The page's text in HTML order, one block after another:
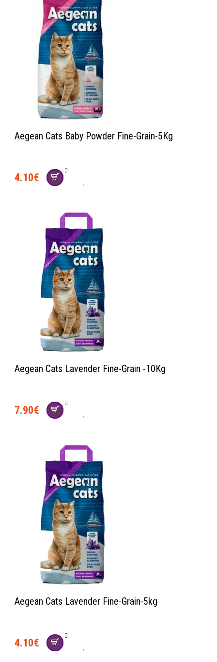
Aegean Cats Baby Powder Fine-Grain-5Kg
4.10€
Aegean Cats Lavender Fine-Grain -10Kg
7.90€
Aegean Cats Lavender Fine-Grain-5kg
4.10€